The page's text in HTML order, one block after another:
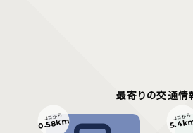
最寄りの交通情
ココから
0.58km ココから